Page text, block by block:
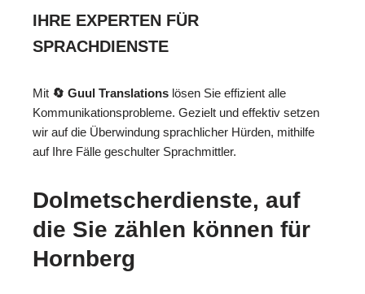
IHRE EXPERTEN FÜR
SPRACHDIENSTE
Mit 🔄 Guul Translations lösen Sie effizient alle
Kommunikationsprobleme. Gezielt und effektiv setzen
wir auf die Überwindung sprachlicher Hürden, mithilfe
auf Ihre Fälle geschulter Sprachmittler.
Dolmetscherdienste, auf
die Sie zählen können für
Hornberg